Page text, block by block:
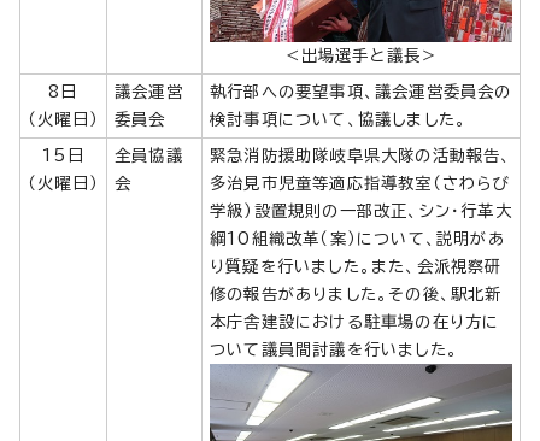
＜出場選手と議長＞
8日
（火曜日）
議会運営
委員会
執行部への要望事項、議会運営委員会の
検討事項について、協議しました。
15日
（火曜日）
全員協議
会
緊急消防援助隊岐阜県大隊の活動報告、
多治見市児童等適応指導教室（さわらび
学級）設置規則の一部改正、シン・行革大
綱10組織改革（案）について、説明があ
り質疑を行いました。また、会派視察研
修の報告がありました。その後、駅北新
本庁舎建設における駐車場の在り方に
ついて議員間討議を行いました。